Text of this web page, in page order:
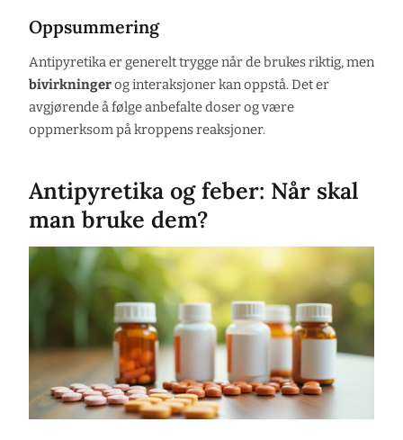
Oppsummering
Antipyretika er generelt trygge når de brukes riktig, men
bivirkningerog interaksjoner kan oppstå. Det er
avgjørende å følge anbefalte doser og være
oppmerksom på kroppens reaksjoner.
Antipyretika og feber: Når skal
man bruke dem?